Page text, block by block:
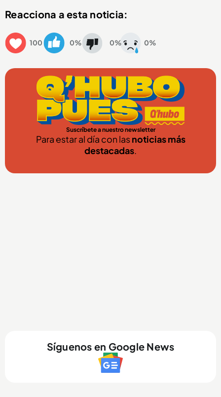
Reacciona a esta noticia:
100 0% 0% 0%
Suscríbete a nuestro newsletter
Para estar al día con lasnoticias más
destacadas.
Síguenos en Google News